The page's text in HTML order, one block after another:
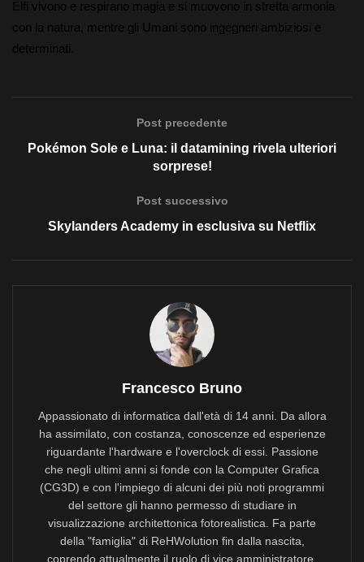
Elfi vivono e respirano magia e si muovono in stretta armonia
con la natura, mentre gli Umani sono ingegneri ambiziosi e
determinati.
Post precedente
Pokémon Sole e Luna: il datamining rivela ulteriori
sorprese!
Post successivo
Skylanders Academy in esclusiva su Netflix
Francesco Bruno
Appassionato di informatica dall'età di 14 anni. Da allora
ha assimilato, con costanza, conoscenze ed esperienze
riguardante l'hardware e l'overclock di essi. Passione
che negli ultimi anni si fonde con la Computer Grafica
(CG3D) e con l'impiego di alcuni dei più noti programmi
del settore gli hanno permesso di studiare in
visualizzazione architettonica fotorealistica. Fa parte
della "famiglia" di ReHWolution fin dalla nascita,
coprendo attualmente il ruolo di vice amministratore.